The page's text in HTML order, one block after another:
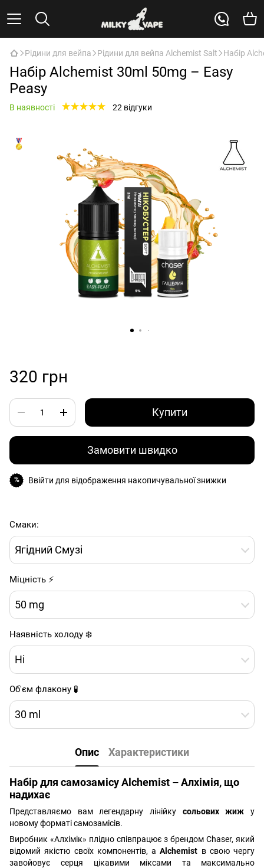
Рідини для вейпа Рідини для вейпа Alchemist Salt Набір
Набір Alchemist 30ml 50mg – Easy
Peasy
В наявності 22 відгуки
320 грн
Купити
Замовити швидко
% Ввійти для відображення накопичувальної знижки
Смаки:
Ягідний Смузі
Міцність ⚡
50 mg
Наявність холоду ❄️
Ні
Об'єм флакону 🧪
30 ml
Опис Характеристики
Набір для самозамісу Alchemist – Алхімія, що
надихає
Представляємо вам легендарну лінійку сольових жиж у
новому форматі самозамісів.
Виробник «Алхімік» плідно співпрацює з брендом Chaser, який
відомий якістю своїх компонентів, аAlchemist в свою чергу
завойовує серця цікавими міксами та максимально